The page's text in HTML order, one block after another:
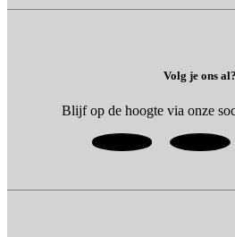
Volg je ons al?
Blijf op de hoogte via onze